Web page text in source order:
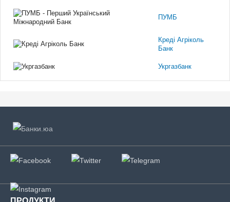
ПУМБ
Креді Агріколь
Банк
Укргазбанк